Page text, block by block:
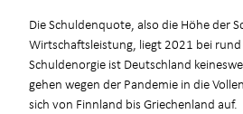
Die Schuldenquote, also die Höhe der
Wirtschaftsleistung, liegt 2021 bei
Schuldenorgie ist Deutschland
gehen wegen der Pandemie in die
sich von Finnland bis Griechenland auf.